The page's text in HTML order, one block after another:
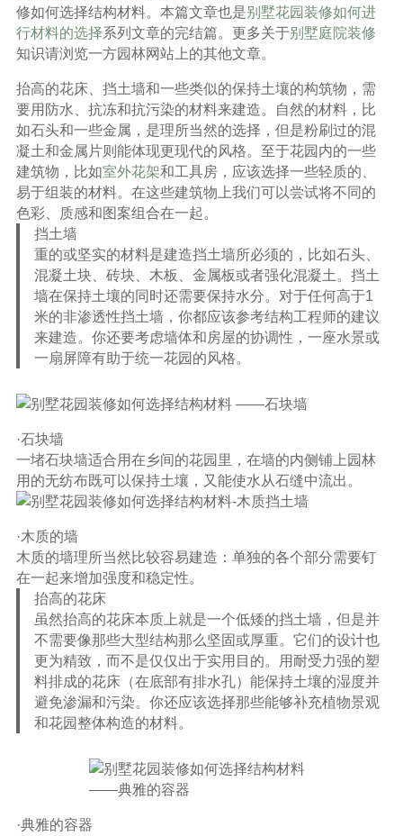
修如何选择结构材料。本篇文章也是别墅花园装修如何进
行材料的选择系列文章的完结篇。更多关于别墅庭院装修
知识请浏览一方园林网站上的其他文章。
抬高的花床、挡土墙和一些类似的保持土壤的构筑物，需
要用防水、抗冻和抗污染的材料来建造。自然的材料，比
如石头和一些金属，是理所当然的选择，但是粉刷过的混
凝土和金属片则能体现更现代的风格。至于花园内的一些
建筑物，比如室外花架和工具房，应该选择一些轻质的、
易于组装的材料。在这些建筑物上我们可以尝试将不同的
色彩、质感和图案组合在一起。
挡土墙
重的或坚实的材料是建造挡土墙所必须的，比如石头、
混凝土块、砖块、木板、金属板或者强化混凝土。挡土
墙在保持土壤的同时还需要保持水分。对于任何高于1
米的非渗透性挡土墙，你都应该参考结构工程师的建议
来建造。你还要考虑墙体和房屋的协调性，一座水景或
一扇屏障有助于统一花园的风格。
·石块墙
一堵石块墙适合用在乡间的花园里，在墙的内侧铺上园林
用的无纺布既可以保持土壤，又能使水从石缝中流出。
·木质的墙
木质的墙理所当然比较容易建造：单独的各个部分需要钉
在一起来增加强度和稳定性。
抬高的花床
虽然抬高的花床本质上就是一个低矮的挡土墙，但是并
不需要像那些大型结构那么坚固或厚重。它们的设计也
更为精致，而不是仅仅出于实用目的。用耐受力强的塑
料排成的花床（在底部有排水孔）能保持土壤的湿度并
避免渗漏和污染。你还应该选择那些能够补充植物景观
和花园整体构造的材料。
·典雅的容器